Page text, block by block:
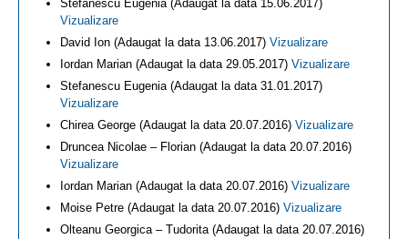
Stefanescu Eugenia (Adaugat la data 15.06.2017)
Vizualizare
David Ion (Adaugat la data 13.06.2017) Vizualizare
Iordan Marian (Adaugat la data 29.05.2017) Vizualizare
Stefanescu Eugenia (Adaugat la data 31.01.2017)
Vizualizare
Chirea George (Adaugat la data 20.07.2016) Vizualizare
Druncea Nicolae – Florian (Adaugat la data 20.07.2016)
Vizualizare
Iordan Marian (Adaugat la data 20.07.2016) Vizualizare
Moise Petre (Adaugat la data 20.07.2016) Vizualizare
Olteanu Georgica – Tudorita (Adaugat la data 20.07.2016)